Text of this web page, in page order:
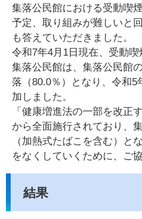
集落公民館における受動喫
予定、取り組みが難しいと
も答えていただきました。
令和7年4月1日現在、受動
集落公民館は、集落公民館
落（80.0％）となり、令和5
加しました。
「健康増進法の一部を改正
から全面施行されており、
（加熱式たばこを含む）と
をなくしていくために、ご
結果